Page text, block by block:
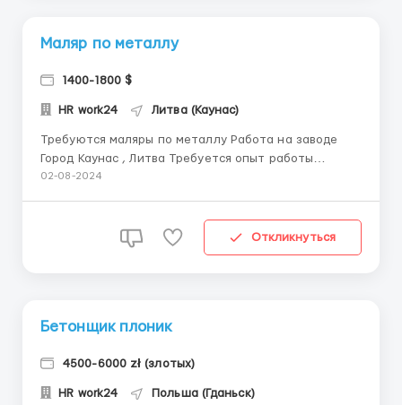
Маляр по металлу
1400-1800 $
HR work24 Литва (Каунас)
Требуются маляры по металлу Работа на заводе
Город Каунас , Литва Требуется опыт работы
Предоставляют жилье Оплачивают отпускные
02-08-2024
Откликнуться
Бетонщик плоник
4500-6000 zł (злотых)
HR work24 Польша (Гданьск)